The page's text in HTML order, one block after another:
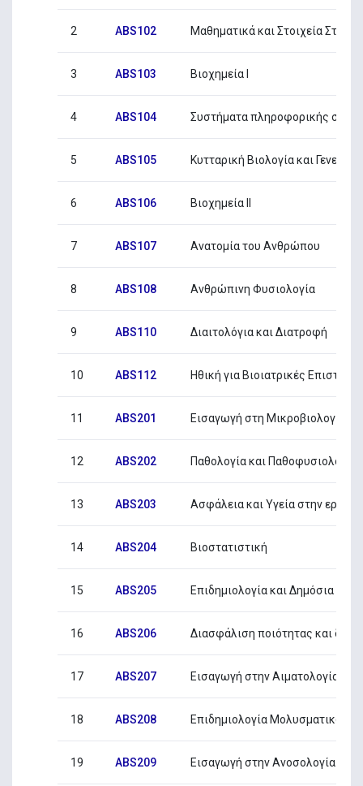
2 ABS102 Μαθηματικά και Στοιχεία
3 ABS103 Βιοχημεία I
4 ABS104 Συστήματα πληροφορικής στην
5 ABS105 Κυτταρική Βιολογία και Γενετική
6 ABS106 Βιοχημεία II
7 ABS107 Ανατομία του Ανθρώπου
8 ABS108 Ανθρώπινη Φυσιολογία
9 ABS110 Διαιτολόγια και Διατροφή
10 ABS112 Ηθική για Βιοιατρικές Επιστήμες
11 ABS201 Εισαγωγή στη Μικροβιολογία
12 ABS202 Παθολογία και Παθοφυσιολογία I
13 ABS203 Ασφάλεια και Υγεία στην
14 ABS204 Βιοστατιστική
15 ABS205 Επιδημιολογία και Δημόσια
16 ABS206 Διασφάλιση ποιότητας και
17 ABS207 Εισαγωγή στην Αιματολογία
18 ABS208 Επιδημιολογία Μολυσματικών
19 ABS209 Εισαγωγή στην Ανοσολογία